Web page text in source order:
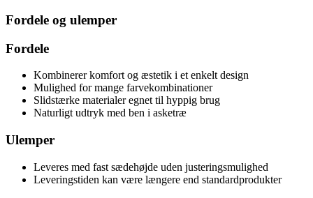
Fordele og ulemper
Fordele
Kombinerer komfort og æstetik i et enkelt design
Mulighed for mange farvekombinationer
Slidstærke materialer egnet til hyppig brug
Naturligt udtryk med ben i asketræ
Ulemper
Leveres med fast sædehøjde uden justeringsmulighed
Leveringstiden kan være længere end standardprodukter